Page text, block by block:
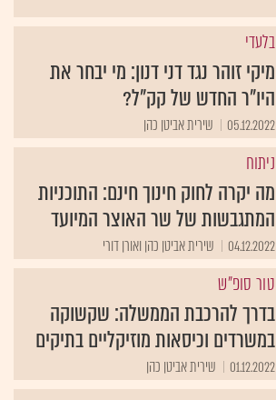
בלעדי
מיקי זוהר נגד דני דנון: מי יבחר את
היו"ר החדש של קק"ל?
05.12.2022 שירית אביטן כהן
ניתוח
מה יקרה לחוק חינוך חינם: התוכניות
המתגבשות של שר האוצר המיועד
04.12.2022 שירית אביטן כהן ואורן דורי
טור סופ"ש
בדרך להרכבת הממשלה: שקשוקה
במשרדים וכיסאות מוזיקליים בתיקים
01.12.2022 שירית אביטן כהן